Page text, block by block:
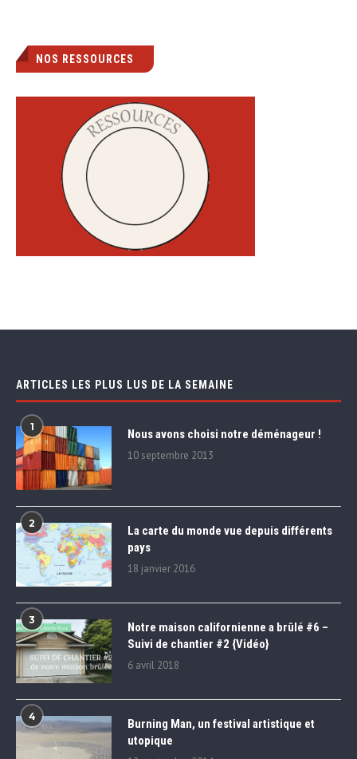
NOS RESSOURCES
ARTICLES LES PLUS LUS DE LA SEMAINE
1 Nous avons choisi notre déménageur !
10 septembre 2013
2
La carte du monde vue depuis différents
pays
18 janvier 2016
3
Notre maison californienne a brûlé #6 –
Suivi de chantier #2 {Vidéo}
6 avril 2018
4
Burning Man, un festival artistique et
utopique